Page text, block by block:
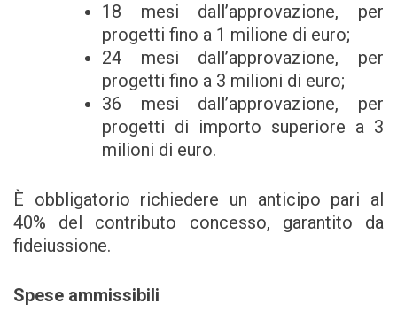
18 mesi dall’approvazione, per
progetti fino a 1 milione di euro;
24 mesi dall’approvazione, per
progetti fino a 3 milioni di euro;
36 mesi dall’approvazione, per
progetti di importo superiore a 3
milioni di euro.
È obbligatorio richiedere un anticipo pari al
40% del contributo concesso, garantito da
fideiussione.
Spese ammissibili